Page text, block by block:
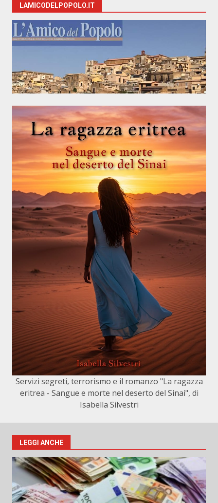
LAMICODELPOPOLO.IT
Servizi segreti, terrorismo e il romanzo "La ragazza
eritrea - Sangue e morte nel deserto del Sinai", di
Isabella Silvestri
LEGGI ANCHE